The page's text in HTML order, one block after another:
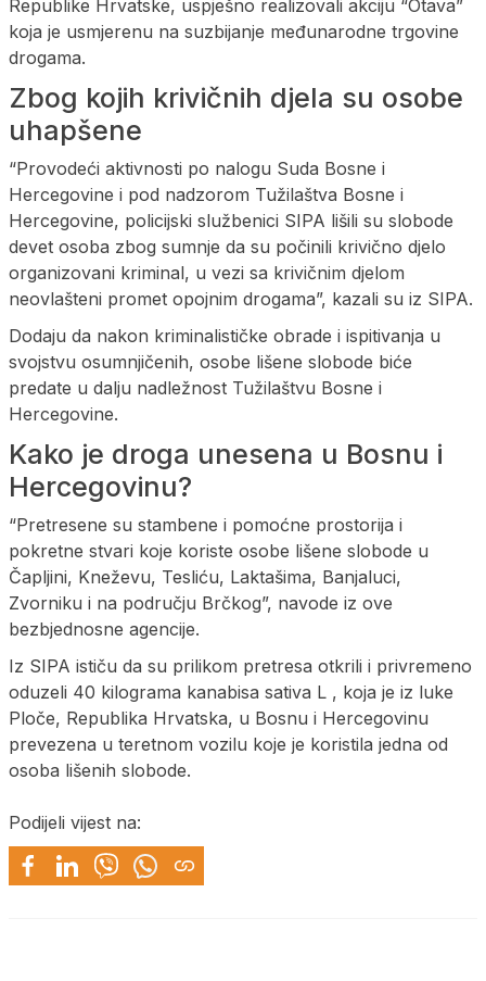
Republike Hrvatske, uspješno realizovali akciju “Otava”
koja je usmjerenu na suzbijanje međunarodne trgovine
drogama.
Zbog kojih krivičnih djela su osobe
uhapšene
“Provodeći aktivnosti po nalogu Suda Bosne i
Hercegovine i pod nadzorom Tužilaštva Bosne i
Hercegovine, policijski službenici SIPA lišili su slobode
devet osoba zbog sumnje da su počinili krivično djelo
organizovani kriminal, u vezi sa krivičnim djelom
neovlašteni promet opojnim drogama”, kazali su iz SIPA.
Dodaju da nakon kriminalističke obrade i ispitivanja u
svojstvu osumnjičenih, osobe lišene slobode biće
predate u dalju nadležnost Tužilaštvu Bosne i
Hercegovine.
Kako je droga unesena u Bosnu i
Hercegovinu?
“Pretresene su stambene i pomoćne prostorija i
pokretne stvari koje koriste osobe lišene slobode u
Čapljini, Kneževu, Tesliću, Laktašima, Banjaluci,
Zvorniku i na području Brčkog”, navode iz ove
bezbjednosne agencije.
Iz SIPA ističu da su prilikom pretresa otkrili i privremeno
oduzeli 40 kilograma kanabisa sativa L , koja je iz luke
Ploče, Republika Hrvatska, u Bosnu i Hercegovinu
prevezena u teretnom vozilu koje je koristila jedna od
osoba lišenih slobode.
Podijeli vijest na: